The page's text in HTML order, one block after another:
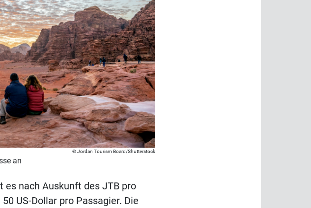
Jordan Tourism Board/Shutterstock
an
nach Auskunft des JTB pro
US-Dollar pro Passagier. Die